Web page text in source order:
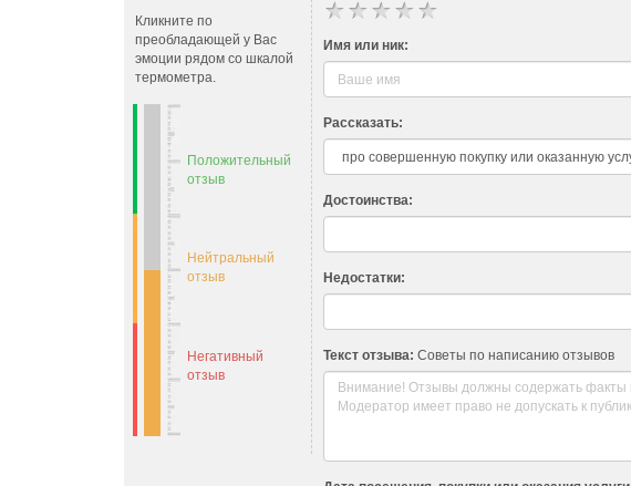
Кликните по
преобладающей у Вас
эмоции рядом со шкалой
термометра.
Положительный
отзыв
Нейтральный
отзыв
Негативный
отзыв
Имя или ник:
Рассказать:
Достоинства:
Недостатки:
Текст отзыва: Советы по написанию отзывов